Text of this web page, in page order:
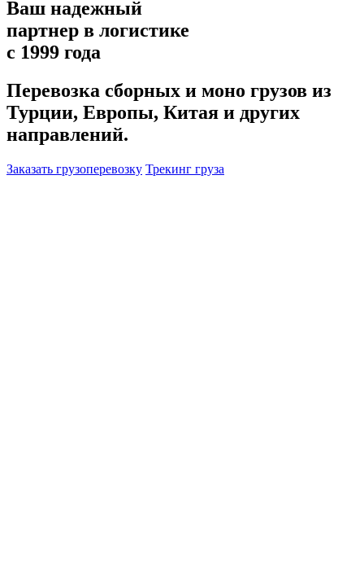
Ваш надежный
партнер в логистике
c 1999 года
Перевозка сборных и моно грузов из
Турции, Европы, Китая и других
направлений.
Заказать грузоперевозку Трекинг груза